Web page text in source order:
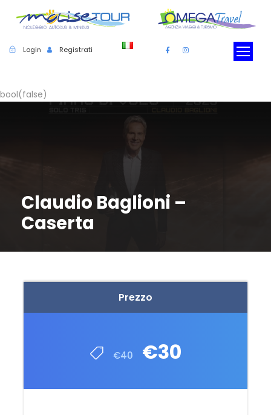
Login Registrati
bool(false)
Claudio Baglioni –
Caserta
Prezzo
€40 €30